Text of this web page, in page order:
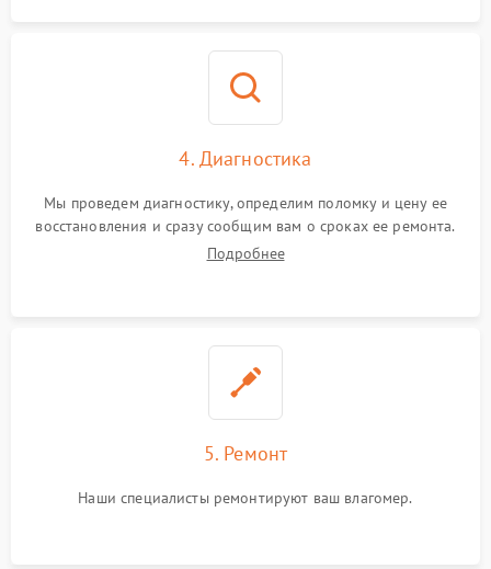
4. Диагностика
Мы проведем диагностику, определим поломку и цену ее
восстановления и сразу сообщим вам о сроках ее ремонта.
Подробнее
5. Ремонт
Наши специалисты ремонтируют ваш влагомер.